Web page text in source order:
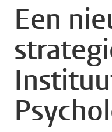
Een